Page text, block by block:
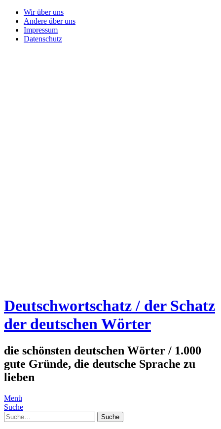
Wir über uns
Andere über uns
Impressum
Datenschutz
Deutschwortschatz / der Schatz
der deutschen Wörter
die schönsten deutschen Wörter / 1.000
gute Gründe, die deutsche Sprache zu
lieben
Menü
Suche
Suche